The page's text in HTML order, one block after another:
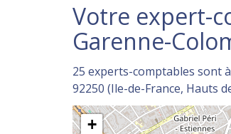
Votre expert-
Garenne-
25 experts-comptables sont
92250 (Ile-de-France, Hauts
+